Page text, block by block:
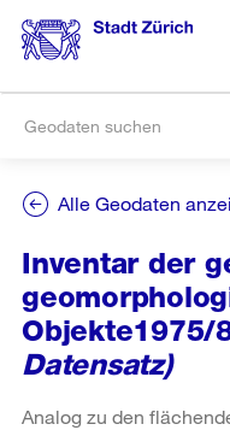
Alle Geodaten
Inventar der
Objekte1975/
Datensatz)
Analog zu den